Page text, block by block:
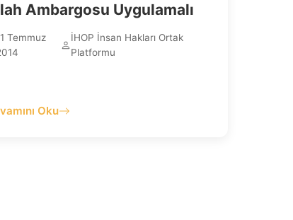
Ambargosu Uygulamalı
Temmuz
İHOP İnsan Hakları Ortak
Platformu
Oku